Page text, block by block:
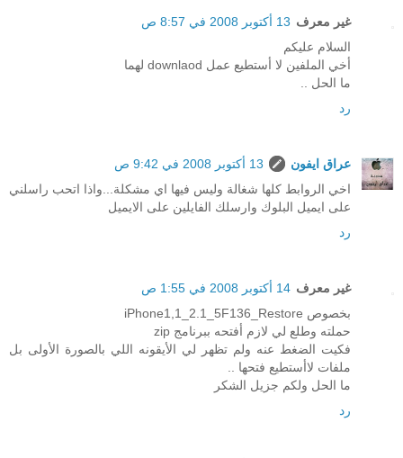
غير معرف 13 أكتوبر 2008 في 8:57 ص
السلام عليكم
أخي الملفين لا أستطيع عمل downlaod لهما
ما الحل ..
رد
عراق ايفون
13 أكتوبر 2008 في 9:42 ص
اخي الروابط كلها شغالة وليس فيها اي مشكلة...واذا اتحب راسلني
على ايميل البلوك وارسلك الفايلين على الايميل
رد
غير معرف 14 أكتوبر 2008 في 1:55 ص
بخصوص iPhone1,1_2.1_5F136_Restore
حملته وطلع لي لازم أفتحه ببرنامج zip
فكيت الضغط عنه ولم تظهر لي الأيقونه اللي بالصورة الأولى بل
ملفات لاأستطيع فتحها ..
ما الحل ولكم جزيل الشكر
رد